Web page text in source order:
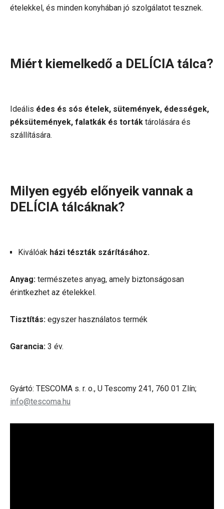
ételekkel, és minden konyhában jó szolgálatot tesznek.
Miért kiemelkedő a DELÍCIA tálca?
Ideális édes és sós ételek, sütemények, édességek,
péksütemények, falatkák és torták tárolására és
szállítására.
Milyen egyéb előnyeik vannak a
DELÍCIA tálcáknak?
Kiválóak házi tészták szárításához.
Anyag: természetes anyag, amely biztonságosan
érintkezhet az ételekkel.
Tisztítás: egyszer használatos termék
Garancia: 3 év.
Gyártó: TESCOMA s. r. o., U Tescomy 241, 760 01 Zlín;
info@tescoma.hu